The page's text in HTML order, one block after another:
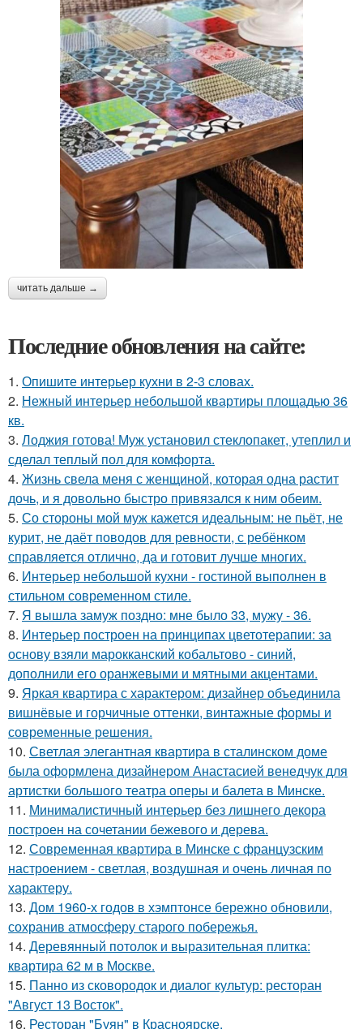
читать дальше →
Последние обновления на сайте:
1. Опишите интерьер кухни в 2-3 словах.
2. Нежный интерьер небольшой квартиры площадью 36
кв.
3. Лоджия готова! Муж установил стеклопакет, утеплил и
сделал теплый пол для комфорта.
4. Жизнь свела меня с женщиной, которая одна растит
дочь, и я довольно быстро привязался к ним обеим.
5. Со стороны мой муж кажется идеальным: не пьёт, не
курит, не даёт поводов для ревности, с ребёнком
справляется отлично, да и готовит лучше многих.
6. Интерьер небольшой кухни - гостиной выполнен в
стильном современном стиле.
7. Я вышла замуж поздно: мне было 33, мужу - 36.
8. Интерьер построен на принципах цветотерапии: за
основу взяли марокканский кобальтово - синий,
дополнили его оранжевыми и мятными акцентами.
9. Яркая квартира с характером: дизайнер объединила
вишнёвые и горчичные оттенки, винтажные формы и
современные решения.
10. Светлая элегантная квартира в сталинском доме
была оформлена дизайнером Анастасией венедчук для
артистки большого театра оперы и балета в Минске.
11. Минималистичный интерьер без лишнего декора
построен на сочетании бежевого и дерева.
12. Современная квартира в Минске с французским
настроением - светлая, воздушная и очень личная по
характеру.
13. Дом 1960-х годов в хэмптонсе бережно обновили,
сохранив атмосферу старого побережья.
14. Деревянный потолок и выразительная плитка:
квартира 62 м в Москве.
15. Панно из сковородок и диалог культур: ресторан
"Август 13 Восток".
16. Ресторан "Буян" в Красноярске.